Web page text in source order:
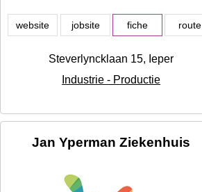
website jobsite fiche route
Steverlyncklaan 15, Ieper
Industrie - Productie
Jan Yperman Ziekenhuis